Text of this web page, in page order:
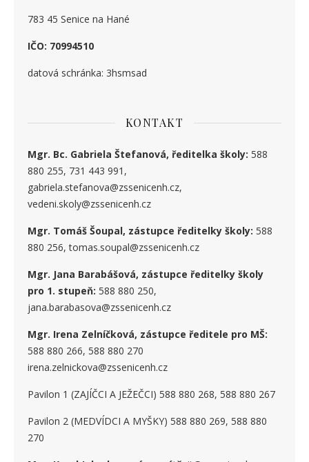
783 45 Senice na Hané
IČO: 70994510
datová schránka: 3hsmsad
KONTAKT
Mgr. Bc. Gabriela Štefanová, ředitelka školy: 588
880 255, 731 443 991,
gabriela.stefanova@zssenicenh.cz,
vedeni.skoly@zssenicenh.cz
Mgr. Tomáš Šoupal, zástupce ředitelky školy: 588
880 256, tomas.soupal@zssenicenh.cz
Mgr. Jana Barabášová, zástupce ředitelky školy
pro 1. stupeň: 588 880 250,
jana.barabasova@zssenicenh.cz
Mgr. Irena Zelníčková, zástupce ředitele pro MŠ:
588 880 266, 588 880 270
irena.zelnickova@zssenicenh.cz
Pavilon 1 (ZAJÍČCI A JEŽEČCI) 588 880 268, 588 880 267
Pavilon 2 (MEDVÍDCI A MYŠKY) 588 880 269, 588 880
270